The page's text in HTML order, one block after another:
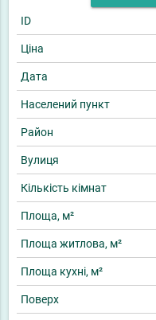
ID
Ціна
Дата
Населений пункт
Район
Вулиця
Кількість кімнат
Площа, м²
Площа житлова, м²
Площа кухні, м²
Поверх